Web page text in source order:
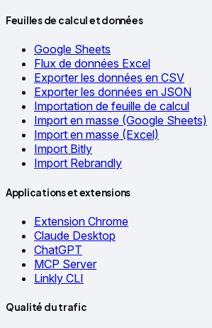
Feuilles de calcul et données
Google Sheets
Flux de données Excel
Exporter les données en CSV
Exporter les données en JSON
Importation de feuille de calcul
Import en masse (Google Sheets)
Import en masse (Excel)
Import Bitly
Import Rebrandly
Applications et extensions
Extension Chrome
Claude Desktop
ChatGPT
MCP Server
Linkly CLI
Qualité du trafic